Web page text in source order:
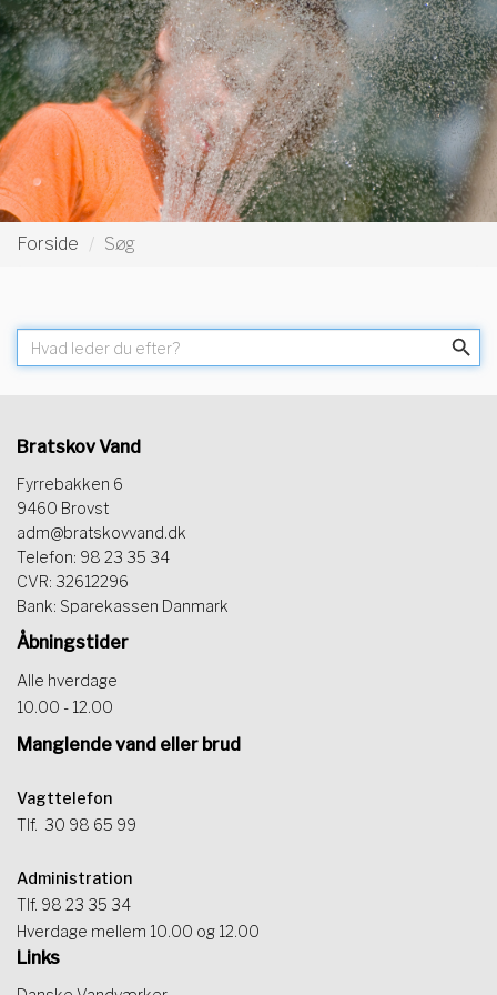
Forside Søg
Bratskov Vand
Fyrrebakken 6
9460 Brovst
adm@bratskovvand.dk
Telefon: 98 23 35 34
CVR: 32612296
Bank: Sparekassen Danmark
Åbningstider
Alle hverdage
10.00 - 12.00
Manglende vand eller brud
Vagttelefon
Tlf. 30 98 65 99
Administration
Tlf. 98 23 35 34
Hverdage mellem 10.00 og 12.00
Links